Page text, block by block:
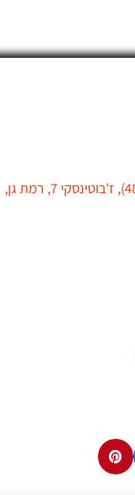
מגדל משה אביב (קומה 48), ז'בוטינסקי 7, רמת גן,